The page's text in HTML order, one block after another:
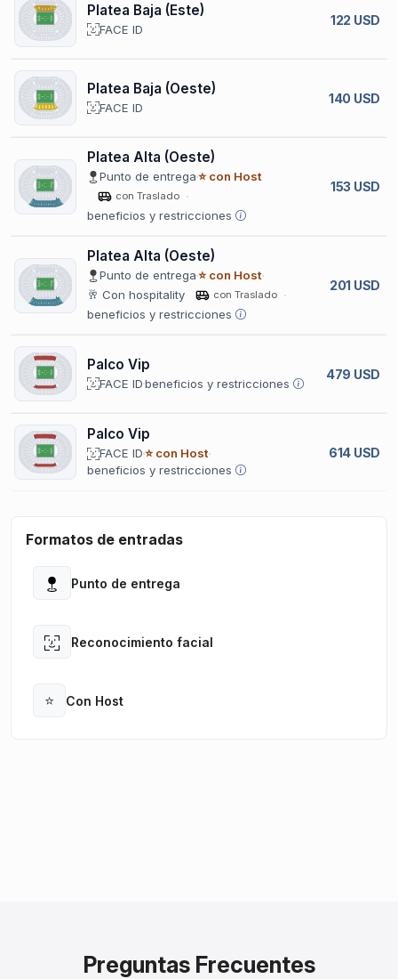
Platea Baja (Este)
FACE ID
122 USD
Platea Baja (Oeste)
FACE ID
140 USD
Platea Alta (Oeste)
Punto de entrega⭐ con Host
con Traslado
beneficios y restricciones
153 USD
Platea Alta (Oeste)
Punto de entrega⭐ con Host
🥂 Con hospitality
con Traslado
beneficios y restricciones
201 USD
Palco Vip
FACE IDbeneficios y restricciones
479 USD
Palco Vip
FACE ID⭐ con Host
beneficios y restricciones
614 USD
Formatos de entradas
Punto de entrega
Open
Reconocimiento facial
Open
⭐ Con Host
Open
Preguntas Frecuentes